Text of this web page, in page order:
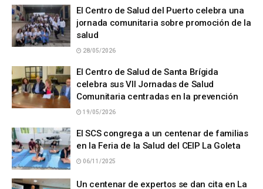
El Centro de Salud del Puerto celebra una
jornada comunitaria sobre promoción de la
salud
28/05/2026
El Centro de Salud de Santa Brígida
celebra sus VII Jornadas de Salud
Comunitaria centradas en la prevención
19/05/2026
El SCS congrega a un centenar de familias
en la Feria de la Salud del CEIP La Goleta
06/11/2025
Un centenar de expertos se dan cita en La